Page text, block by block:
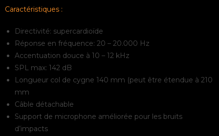
Caractéristiques :
Directivité: supercardioïde
Réponse en fréquence: 20 – 20.000 Hz
Accentuation douce à 10 – 12 kHz
SPL max: 142 dB
Longueur col de cygne 140 mm (peut être étendue à 210
mm
Câble détachable
Support de microphone améliorée pour les bruits
d’impacts